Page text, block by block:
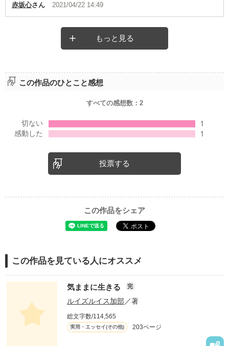
赤坂心さん 2021/04/22 14:49
もっと見る
この作品のひとこと感想
すべての感想数： 2
投票する
この作品をシェア
この作品を見ている人にオススメ
気ままに生きる 完
ルイズルイス加部 ／著
総文字数/114,565
実用・エッセイ(その他) 203ページ